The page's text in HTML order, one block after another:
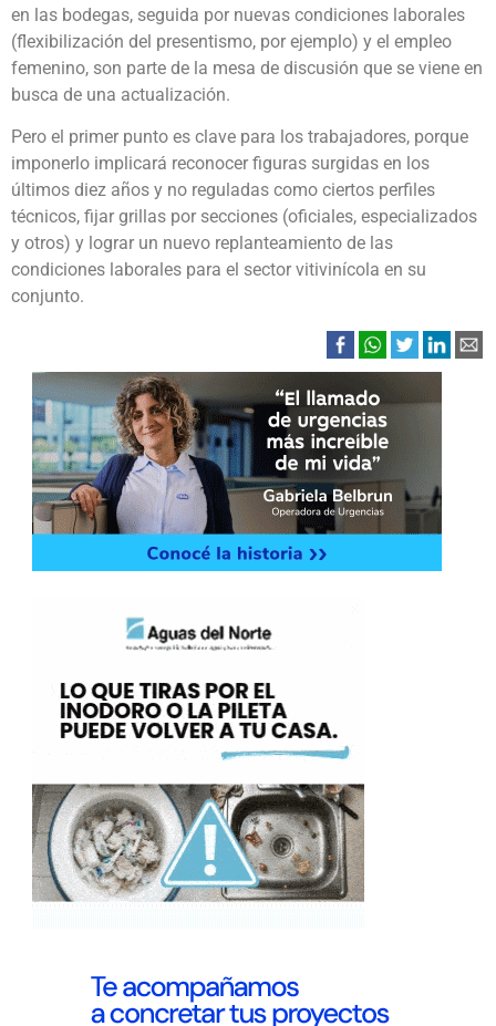
en las bodegas, seguida por nuevas condiciones laborales
(flexibilización del presentismo, por ejemplo) y el empleo
femenino, son parte de la mesa de discusión que se viene en
busca de una actualización.
Pero el primer punto es clave para los trabajadores, porque
imponerlo implicará reconocer figuras surgidas en los
últimos diez años y no reguladas como ciertos perfiles
técnicos, fijar grillas por secciones (oficiales, especializados
y otros) y lograr un nuevo replanteamiento de las
condiciones laborales para el sector vitivinícola en su
conjunto.